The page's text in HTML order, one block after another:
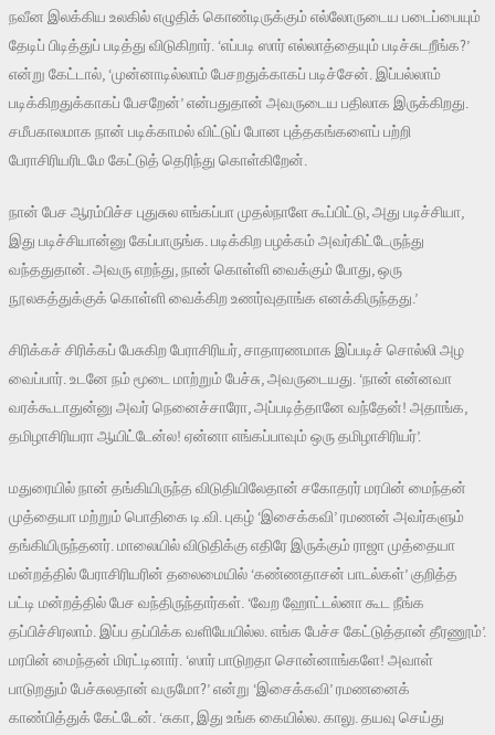
நவீன இலக்கிய உலகில் எழுதிக் கொண்டிருக்கும் எல்லோருடைய படைப்பையும்
தேடிப் பிடித்துப் படித்து விடுகிறார். ‘எப்படி ஸார் எல்லாத்தையும் படிச்சுடறீங்க?’
என்று கேட்டால், ‘முன்னாடில்லாம் பேசறதுக்காகப் படிச்சேன். இப்பல்லாம்
படிக்கிறதுக்காகப் பேசறேன்’ என்பதுதான் அவருடைய பதிலாக இருக்கிறது.
சமீபகாலமாக நான் படிக்காமல் விட்டுப் போன புத்தகங்களைப் பற்றி
பேராசிரியரிடமே கேட்டுத் தெரிந்து கொள்கிறேன்.
நான் பேச ஆரம்பிச்ச புதுசுல எங்கப்பா முதல்நாளே கூப்பிட்டு, அது படிச்சியா,
இது படிச்சியான்னு கேப்பாருங்க. படிக்கிற பழக்கம் அவர்கிட்டேருந்து
வந்ததுதான். அவரு எறந்து, நான் கொள்ளி வைக்கும் போது, ஒரு
நூலகத்துக்குக் கொள்ளி வைக்கிற உணர்வுதாங்க எனக்கிருந்தது.’
சிரிக்கச் சிரிக்கப் பேசுகிற பேராசிரியர், சாதாரணமாக இப்படிச் சொல்லி அழ
வைப்பார். உடனே நம் மூடை மாற்றும் பேச்சு, அவருடையது. ‘நான் என்னவா
வரக்கூடாதுன்னு அவர் நெனைச்சாரோ, அப்படித்தானே வந்தேன்! அதாங்க,
தமிழாசிரியரா ஆயிட்டேன்ல! ஏன்னா எங்கப்பாவும் ஒரு தமிழாசிரியர்’.
மதுரையில் நான் தங்கியிருந்த விடுதியிலேதான் சகோதரர் மரபின் மைந்தன்
முத்தையா மற்றும் பொதிகை டி.வி. புகழ் ‘இசைக்கவி’ ரமணன் அவர்களும்
தங்கியிருந்தனர். மாலையில் விடுதிக்கு எதிரே இருக்கும் ராஜா முத்தையா
மன்றத்தில் பேராசிரியரின் தலைமையில் ‘கண்ணதாசன் பாடல்கள்’ குறித்த
பட்டி மன்றத்தில் பேச வந்திருந்தார்கள். ‘வேற ஹோட்டல்னா கூட நீங்க
தப்பிச்சிரலாம். இப்ப தப்பிக்க வளியேயில்ல. எங்க பேச்ச கேட்டுத்தான் தீரணூம்’.
மரபின் மைந்தன் மிரட்டினார். ‘ஸார் பாடுறதா சொன்னாங்களே! அவாள்
பாடுறதும் பேச்சுலதான் வருமோ?’ என்று ‘இசைக்கவி’ ரமணனைக்
காண்பித்துக் கேட்டேன். ‘சுகா, இது உங்க கையில்ல. காலு. தயவு செய்து